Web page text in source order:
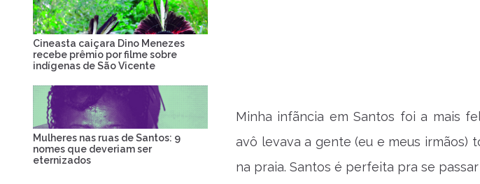
​Minha infãncia em Santos foi a mais
avô levava a gente (eu e meus irmãos)
na praia. Santos é perfeita pra se
Cineasta caiçara Dino Menezes
recebe prêmio por filme sobre
indígenas de São Vicente
Mulheres nas ruas de Santos: 9
nomes que deveriam ser
eternizados